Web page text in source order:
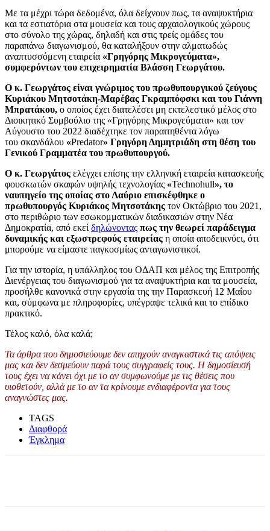
Με τα μέχρι τώρα δεδομένα, όλα δείχνουν πως, τα αναψυκτήρια
και τα εστιατόρια στα μουσεία και τους αρχαιολογικούς χώρους
στο σύνολο της χώρας, δηλαδή και στις τρείς ομάδες του
παραπάνω διαγωνισμού, θα καταλήξουν στην αλματωδώς
αναπτυσσόμενη εταιρεία «Γρηγόρης Μικρογεύματα»,
συμφερόντων του επιχειρηματία Βλάσση Γεωργάτου.
Ο κ. Γεωργάτος είναι γνώριμος του πρωθυπουργικού ζεύγους
Κυριάκου Μητσοτάκη-Μαρέβας Γκραμπόφσκι και του Γιάννη
Μπρατάκου, ο οποίος έχει διατελέσει μη εκτελεστικό μέλος στο
Διοικητικό Συμβούλιο της «Γρηγόρης Μικρογεύματα» και τον
Αύγουστο του 2022 διαδέχτηκε τον παραιτηθέντα λόγω
του σκανδάλου «Predator» Γρηγόρη Δημητριάδη στη θέση του
Γενικού Γραμματέα του πρωθυπουργού.
Ο κ. Γεωργάτος ελέγχει επίσης την ελληνική εταιρεία κατασκευής
φουσκωτών σκαφών υψηλής τεχνολογίας «Technohull», το
ναυπηγείο της οποίας στο Λαύριο επισκέφθηκε ο
πρωθυπουργός Κυριάκος Μητσοτάκης τον Οκτώβριο του 2021,
στο περιθώριο των εσωκομματικών διαδικασιών στην Νέα
Δημοκρατία, από εκεί δηλώνοντας πως την θεωρεί παράδειγμα
δυναμικής και εξωστρεφούς εταιρείας η οποία αποδεικνύει, ότι
μπορούμε να είμαστε παγκοσμίως ανταγωνιστικοί.
Για την ιστορία, η υπάλληλος του ΟΔΑΠ και μέλος της Επιτροπής
Διενέργειας του διαγωνισμού για τα αναψυκτήρια και τα μουσεία,
προσήλθε κανονικά στην εργασία της την Παρασκευή 12 Μαΐου
και, σύμφωνα με πληροφορίες, υπέγραψε τελικά και το επίδικο
πρακτικό.
Τέλος καλό, όλα καλά;
Τα άρθρα που δημοσιεύουμε δεν απηχούν αναγκαστικά τις απόψεις
μας και δεν δεσμεύουν παρά τους συγγραφείς τους. Η δημοσίευσή
τους έχει να κάνει όχι με το αν συμφωνούμε με τις θέσεις που
υιοθετούν, αλλά με το αν τα κρίνουμε ενδιαφέροντα για τους
αναγνώστες μας.
TAGS
Διαφθορά
Έγκλημα